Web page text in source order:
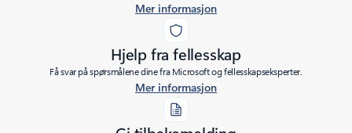
Mer informasjon
Hjelp fra fellesskap
Få svar på spørsmålene dine fra Microsoft og fellesskapseksperter.
Mer informasjon